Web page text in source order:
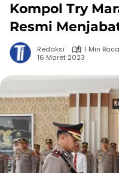
Kompol Try
Resmi
Redaksi
1 Min Baca
16 Maret 2023